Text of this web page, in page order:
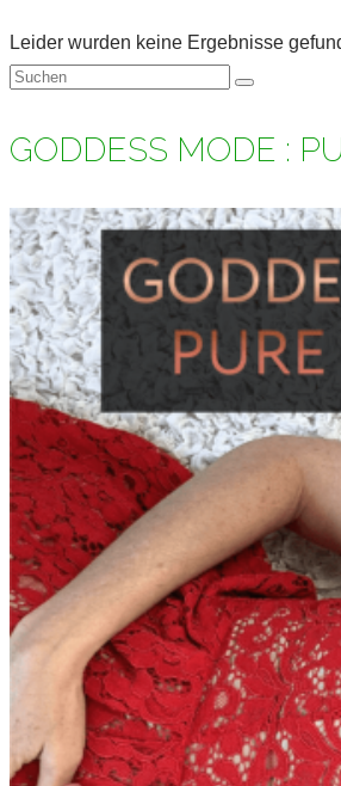
Leider wurden keine Ergebnisse
Suchen
GODDESS MODE :